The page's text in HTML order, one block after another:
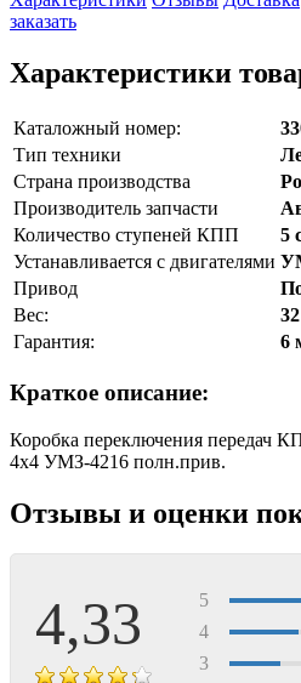
заказать
Характеристики
Каталожный номер:
Тип техники
Страна производства
Производитель запчасти
Количество ступеней КПП
5
Устанавливается с двигателями
Привод
Вес:
Гарантия:
6
Краткое описание:
Коробка переключения передач
4х4 УМЗ-4216 полн.прив.
Отзывы и оценки
4,33 5
4
3